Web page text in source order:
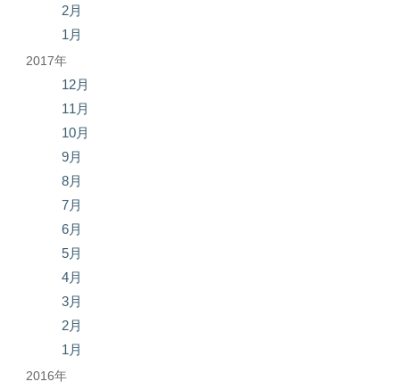
2月
1月
2017年
12月
11月
10月
9月
8月
7月
6月
5月
4月
3月
2月
1月
2016年